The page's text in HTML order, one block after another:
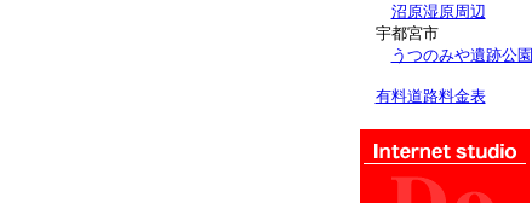
沼原湿原周辺
宇都宮市
うつのみや遺跡公園
有料道路料金表